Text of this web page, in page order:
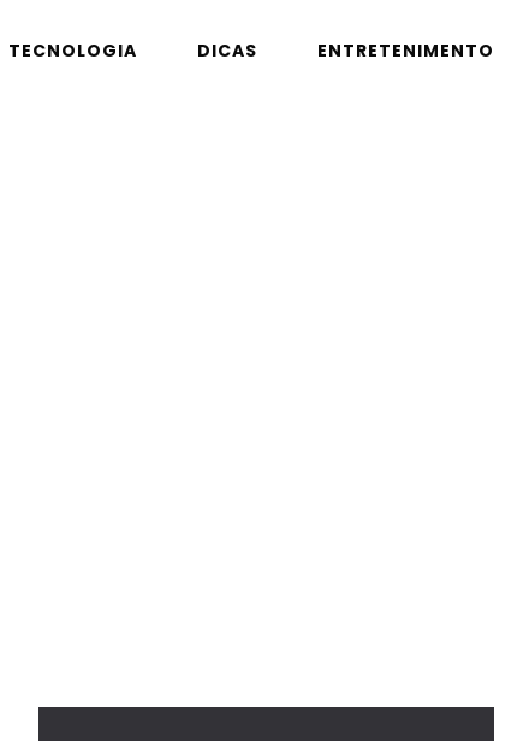
TECNOLOGIA DICAS ENTRETENIMENTO